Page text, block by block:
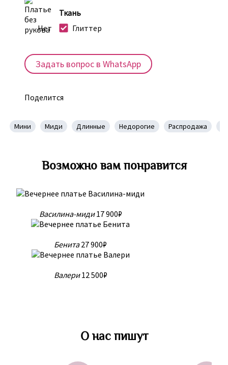
Нет
Ткань
Глиттер
Задать вопрос в WhatsApp
Поделится
Мини Миди Длинные Недорогие Распродажа
Возможно вам понравится
Василина-миди 17 900₽
Бенита 27 900₽
Валери 12 500₽
О нас пишут